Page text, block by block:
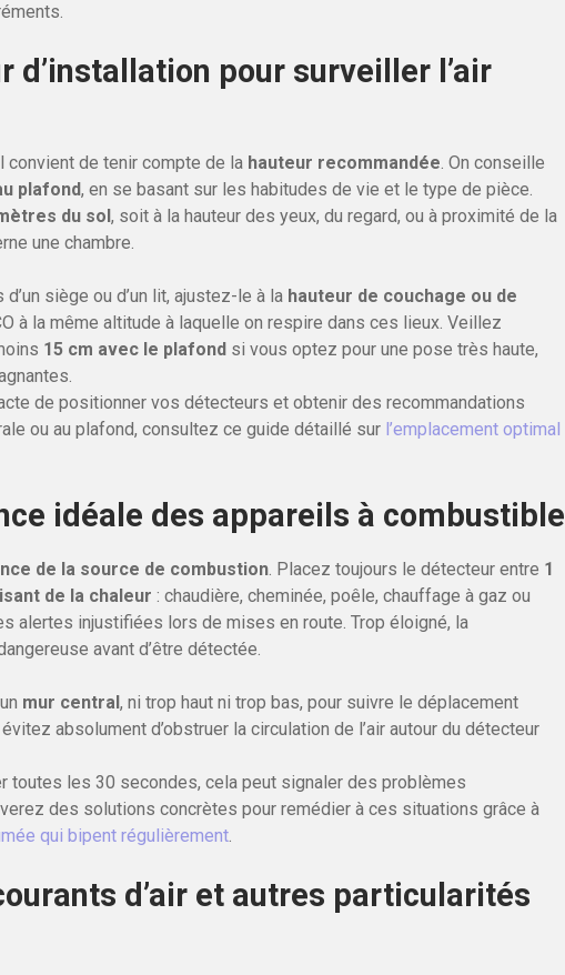
d’installation pour surveiller l’air
convient de tenir compte de la hauteur recommandée. On conseille
plafond, en se basant sur les habitudes de vie et le type de pièce.
du sol, soit à la hauteur des yeux, du regard, ou à proximité de la
une chambre.
siège ou d’un lit, ajustez-le à la hauteur de couchage ou de
à la même altitude à laquelle on respire dans ces lieux. Veillez
15 cm avec le plafond si vous optez pour une pose très haute,
de positionner vos détecteurs et obtenir des recommandations
ou au plafond, consultez ce guide détaillé sur l’emplacement optimal
idéale des appareils à combustible
de la source de combustion. Placez toujours le détecteur entre 1
de la chaleur : chaudière, cheminée, poêle, chauffage à gaz ou
alertes injustifiées lors de mises en route. Trop éloigné, la
avant d’être détectée.
mur central, ni trop haut ni trop bas, pour suivre le déplacement
absolument d’obstruer la circulation de l’air autour du détecteur
toutes les 30 secondes, cela peut signaler des problèmes
des solutions concrètes pour remédier à ces situations grâce à
qui bipent régulièrement.
d’air et autres particularités